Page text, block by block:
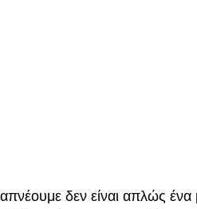
δεν είναι απλώς ένα